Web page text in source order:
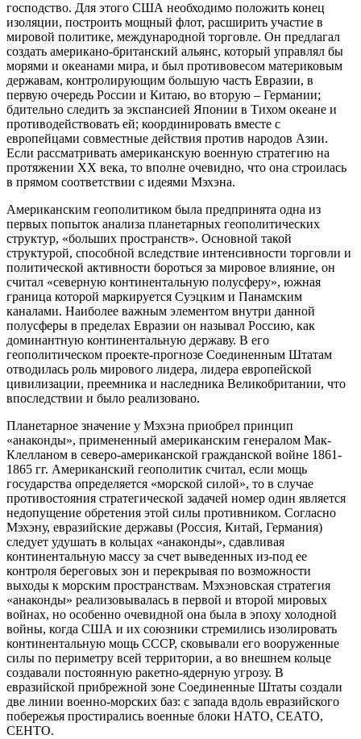
господство. Для этого США необходимо положить конец
изоляции, построить мощный флот, расширить участие в
мировой политике, международной торговле. Он предлагал
создать американо-британский альянс, который управлял бы
морями и океанами мира, и был противовесом материковым
державам, контролирующим большую часть Евразии, в
первую очередь России и Китаю, во вторую – Германии;
бдительно следить за экспансией Японии в Тихом океане и
противодействовать ей; координировать вместе с
европейцами совместные действия против народов Азии.
Если рассматривать американскую военную стратегию на
протяжении XX века, то вполне очевидно, что она строилась
в прямом соответствии с идеями Мэхэна.
Американским геополитиком была предпринята одна из
первых попыток анализа планетарных геополитических
структур, «больших пространств». Основной такой
структурой, способной вследствие интенсивности торговли и
политической активности бороться за мировое влияние, он
считал «северную континентальную полусферу», южная
граница которой маркируется Суэцким и Панамским
каналами. Наиболее важным элементом внутри данной
полусферы в пределах Евразии он называл Россию, как
доминантную континентальную державу. В его
геополитическом проекте-прогнозе Соединенным Штатам
отводилась роль мирового лидера, лидера европейской
цивилизации, преемника и наследника Великобритании, что
впоследствии и было реализовано.
Планетарное значение у Мэхэна приобрел принцип
«анаконды», примененный американским генералом Мак-
Клелланом в северо-американской гражданской войне 1861-
1865 гг. Американский геополитик считал, если мощь
государства определяется «морской силой», то в случае
противостояния стратегической задачей номер один является
недопущение обретения этой силы противником. Согласно
Мэхэну, евразийские державы (Россия, Китай, Германия)
следует удушать в кольцах «анаконды», сдавливая
континентальную массу за счет выведенных из-под ее
контроля береговых зон и перекрывая по возможности
выходы к морским пространствам. Мэхэновская стратегия
«анаконды» реализовывалась в первой и второй мировых
войнах, но особенно очевидной она была в эпоху холодной
войны, когда США и их союзники стремились изолировать
континентальную мощь СССР, сковывали его вооруженные
силы по периметру всей территории, а во внешнем кольце
создавали постоянную ракетно-ядерную угрозу. В
евразийской прибрежной зоне Соединенные Штаты создали
две линии военно-морских баз: с запада вдоль евразийского
побережья простирались военные блоки НАТО, СЕАТО,
СЕНТО.